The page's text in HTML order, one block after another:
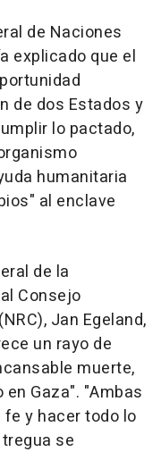
de Naciones
explicado que el
de dos Estados y
lo pactado,
humanitaria
al enclave
de la
Consejo
Jan Egeland,
un rayo de
muerte,
Gaza". "Ambas
y hacer todo lo
se